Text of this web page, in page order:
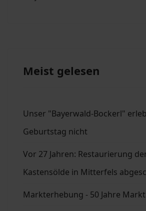
Meist gelesen
Unser "Bayerwald-Bockerl"
Geburtstag nicht
Vor 27 Jahren: Restaurierung
Kastensölde in Mitterfels
Markterhebung - 50 Jahre